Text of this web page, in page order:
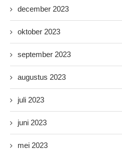
december 2023
oktober 2023
september 2023
augustus 2023
juli 2023
juni 2023
mei 2023